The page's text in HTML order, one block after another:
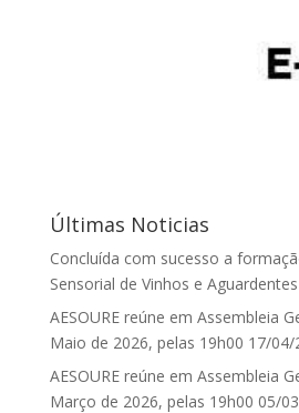
Últimas Noticias
Concluída com sucesso a
Sensorial de Vinhos e Aguardentes
AESOURE reúne em Assembleia
Maio de 2026, pelas 19h00 17/04/
AESOURE reúne em Assembleia
Março de 2026, pelas 19h00 05/